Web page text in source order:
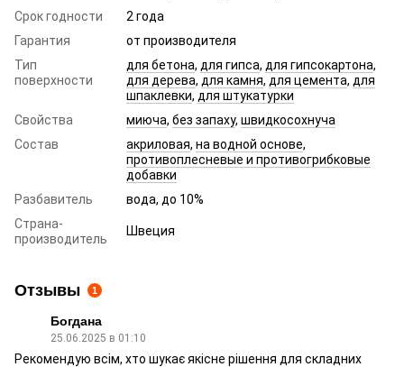
Срок годности
2 года
Гарантия
от производителя
Тип
поверхности
для бетона, для гипса, для гипсокартона,
для дерева, для камня, для цемента, для
шпаклевки, для штукатурки
Свойства
миюча, без запаху, швидкосохнуча
Состав
акриловая, на водной основе,
противоплесневые и противогрибковые
добавки
Разбавитель
вода, до 10%
Страна-
производитель
Швеция
Отзывы 1
Богдана
25.06.2025 в 01:10
Рекомендую всім, хто шукає якісне рішення для складних